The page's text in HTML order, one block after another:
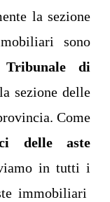
la sezione
sono
Tribunale di
sezione delle
Come
delle aste
in tutti i
immobiliari